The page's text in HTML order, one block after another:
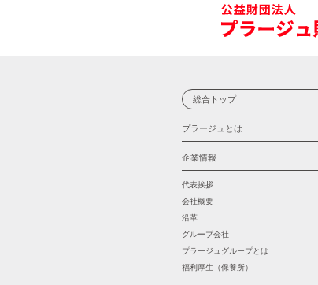
総合トップ
プラージュとは
企業情報
代表挨拶
会社概要
沿革
グループ会社
プラージュグループとは
福利厚生（保養所）